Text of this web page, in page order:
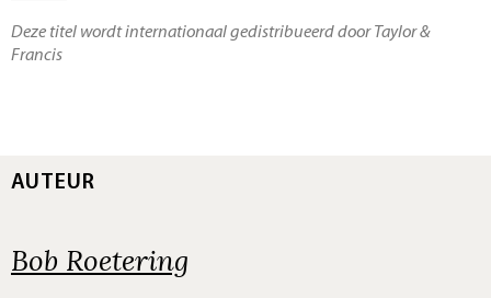
Deze titel wordt internationaal gedistribueerd door Taylor &
Francis
AUTEUR
Bob Roetering